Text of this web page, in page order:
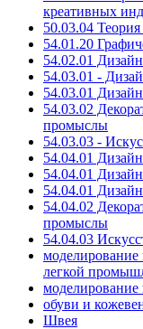
креативных
50.03.04
54.01.20
54.02.01 Дизайн
54.03.01 -
54.03.01
54.03.02
промыслы
54.03.03 -
54.04.01 Дизайн
54.04.01
54.04.01
54.04.02
промыслы
54.04.03
моделирование
легкой
обуви и
Швея